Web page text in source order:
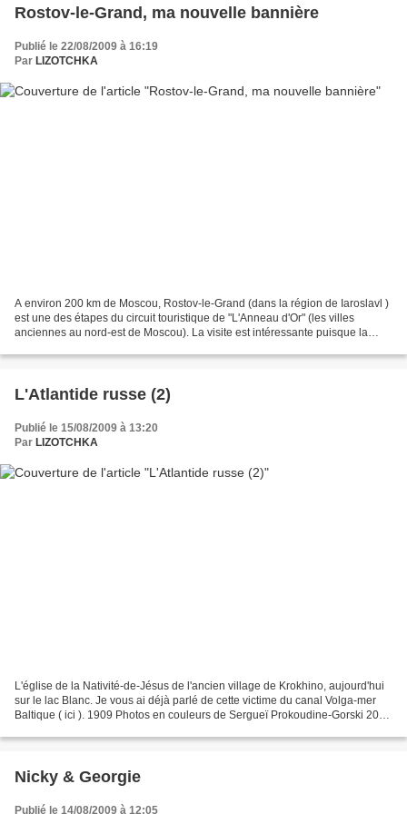
Rostov-le-Grand, ma nouvelle bannière
Publié le 22/08/2009 à 16:19
Par LIZOTCHKA
A environ 200 km de Moscou, Rostov-le-Grand (dans la région de Iaroslavl )
est une des étapes du circuit touristique de "L'Anneau d'Or" (les villes
anciennes au nord-est de Moscou). La visite est intéressante puisque la
L'Atlantide russe (2)
Publié le 15/08/2009 à 13:20
Par LIZOTCHKA
L'église de la Nativité-de-Jésus de l'ancien village de Krokhino, aujourd'hui
sur le lac Blanc. Je vous ai déjà parlé de cette victime du canal Volga-mer
Baltique ( ici ). 1909 Photos en couleurs de Sergueï Prokoudine-Gorski 2006
Nicky & Georgie
Publié le 14/08/2009 à 12:05